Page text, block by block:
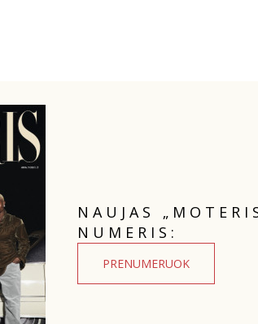
NAUJAS
NUMERIS:
PRENUMERUOK